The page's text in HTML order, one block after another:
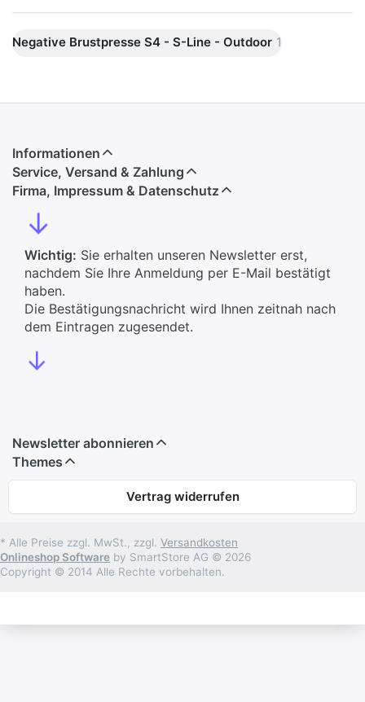
Negative Brustpresse S4 - S-Line - Outdoor 1
Informationen
Service, Versand & Zahlung
Firma, Impressum & Datenschutz
↓
Wichtig: Sie erhalten unseren Newsletter erst,
nachdem Sie Ihre Anmeldung per E-Mail bestätigt
haben.
Die Bestätigungsnachricht wird Ihnen zeitnah nach
dem Eintragen zugesendet.
↓
Newsletter abonnieren
Themes
Vertrag widerrufen
* Alle Preise zzgl. MwSt., zzgl. Versandkosten
Onlineshop Software by SmartStore AG © 2026
Copyright © 2014 Alle Rechte vorbehalten.